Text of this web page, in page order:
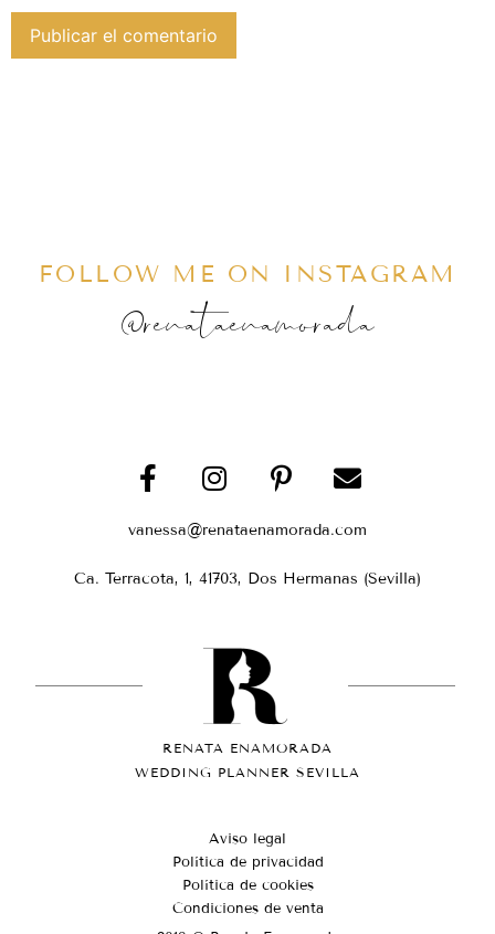
FOLLOW ME ON INSTAGRAM
@renataenamorada
vanessa@renataenamorada.com
Ca. Terracota, 1, 41703, Dos Hermanas (Sevilla)
RENATA ENAMORADA
WEDDING PLANNER SEVILLA
Aviso legal
Política de privacidad
Política de cookies
Condiciones de venta